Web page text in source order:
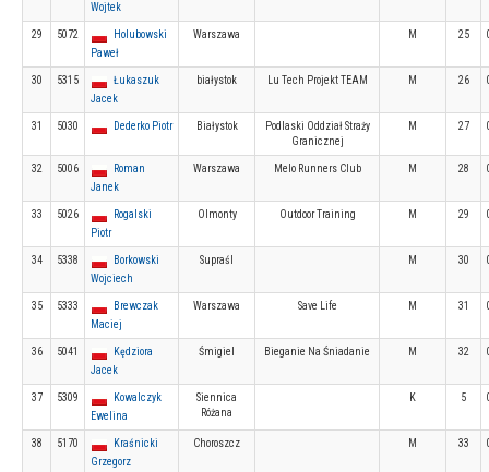
Wojtek
29 5072
Holubowski
Paweł
Warszawa M 25
30 5315
Łukaszuk
Jacek
białystok Lu Tech Projekt TEAM M 26
31 5030 Dederko Piotr Białystok
Podlaski Oddział Straży
Granicznej
M 27
32 5006
Roman
Janek
Warszawa Melo Runners Club M 28
33 5026
Rogalski
Piotr
Olmonty Outdoor Training M 29
34 5338
Borkowski
Wojciech
Supraśl M 30
35 5333
Brewczak
Maciej
Warszawa Save Life M 31
36 5041
Kędziora
Jacek
Śmigiel Bieganie Na Śniadanie M 32
37 5309
Kowalczyk
Ewelina
Siennica
Różana
K 5
38 5170
Kraśnicki
Grzegorz
Choroszcz M 33